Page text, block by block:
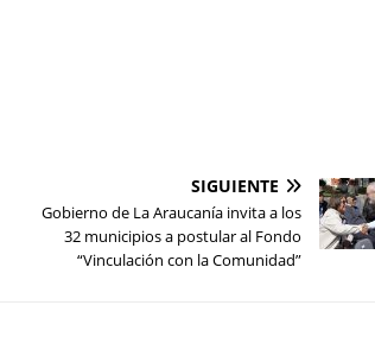
SIGUIENTE
Gobierno de La Araucanía invita a los
32 municipios a postular al Fondo
“Vinculación con la Comunidad”